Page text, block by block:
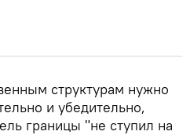
структурам нужно
и убедительно,
границы "не ступил на